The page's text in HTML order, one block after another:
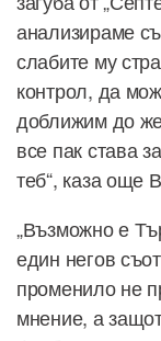
анализираме
слабите му
контрол, да
доближим до
все пак става
теб“, каза още
„Възможно е
един негов
променило не
мнение, а